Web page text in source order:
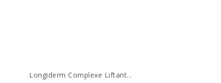
Longiderm Complexe Liftant...